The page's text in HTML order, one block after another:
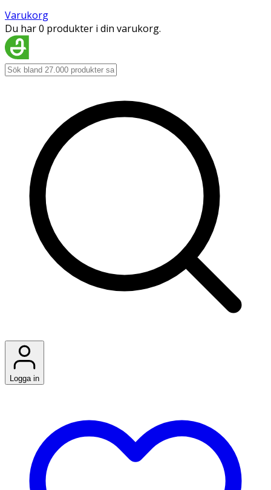
Varukorg
Du har 0 produkter i din varukorg.
Logga in